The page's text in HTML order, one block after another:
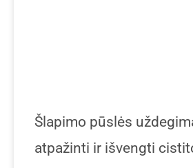
Šlapimo pūslės
atpažinti ir išvengti